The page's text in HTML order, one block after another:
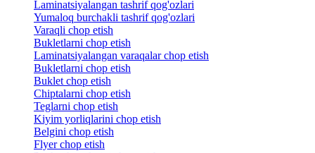
Laminatsiyalangan tashrif qog'ozlari
Yumaloq burchakli tashrif qog'ozlari
Varaqli chop etish
Bukletlarni chop etish
Laminatsiyalangan varaqalar chop etish
Bukletlarni chop etish
Buklet chop etish
Chiptalarni chop etish
Teglarni chop etish
Kiyim yorliqlarini chop etish
Belgini chop etish
Flyer chop etish